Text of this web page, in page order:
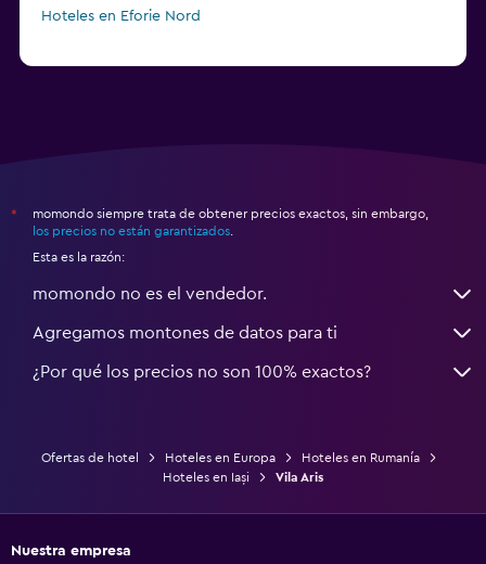
Hoteles en Eforie Nord
*
momondo siempre trata de obtener precios exactos, sin embargo,
los precios no están garantizados
Esta es la razón:
momondo no es el vendedor.
Agregamos montones de datos para ti
¿Por qué los precios no son 100% exactos?
Ofertas de hotel Hoteles en Europa
Hoteles en Rumanía
Hoteles en Iași
Vila Aris
Nuestra empresa